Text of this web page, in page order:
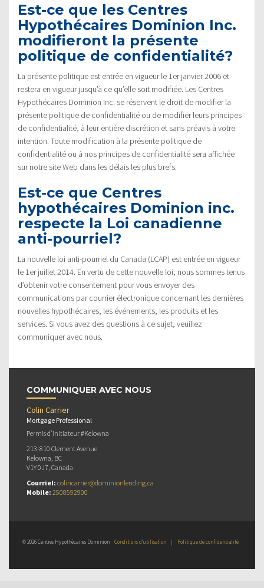
Est-ce que les Centres
Hypothécaires Dominion Inc.
modifieront la présente
politique de confidentialité?
La présente politique est entrée en vigueur le 1er janvier 2006 et
restera en vigueur jusqu’à ce qu’elle soit modifiée. Les Centres
Hypothécaires Dominion Inc. se réservent le droit de modifier la
présente politique de confidentialité ou de modifier leurs principes
de confidentialité, à leur entière discrétion et sans préavis à votre
intention. Toute modification à la présente politique de
confidentialité ou à nos principes de confidentialité sera affichée
sur notre site Web dans les délais les plus brefs.
Est-ce que Centres
hypothécaires Dominion inc.
respecte la Loi canadienne
anti-pourriel?
La nouvelle loi anti-pourriel du Canada (LCAP) est entrée en vigueur
le 1er juillet 2014. En vertu de cette nouvelle loi, nous sommes tenus
d’obtenir votre consentement pour vous envoyer des
communications par courrier électronique concernant les dernières
nouvelles hypothécaires, les événements, les produits et les
services. Si vous avez des questions à ce sujet, veuillez
communiquer avec nous.
COMMUNIQUER AVEC NOUS
Colin Carrier
Mortgage Professional
Permis d’initiateur #Kelowna
213-810 Clement Avenue
Kelowna, BC
V1Y 0J7, Canada
Courriel: colincarrier@dominionlending.ca
Mobile: 2508592900
© 2026 Centres Hypothécaires Dominion Conditions d’utilisation | Politique de confidentialité